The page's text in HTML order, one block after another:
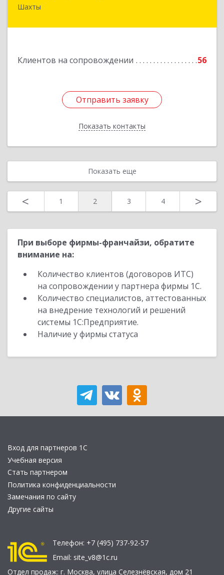
Шахты
Клиентов на сопровождении 56
Отправить заявку
Показать контакты
346480, Ростовская обл, Шахты г, Советская ул,
Отправить заявку
Назад
Показать еще
< 1 2 3 4 >
При выборе фирмы-франчайзи, обратите
внимание на:
Количество клиентов (договоров ИТС)
на сопровождении у партнера фирмы 1С.
Количество специалистов, аттестованных
на внедрение технологий и решений
системы 1С:Предприятие.
Наличие у фирмы статуса
Вход для партнеров 1С
Учебная версия
Стать партнером
Политика конфиденциальности
Замечания по сайту
Другие сайты
Телефон: +7 (495) 737-92-57
Email: site_v8@1c.ru
Отдел продаж: г. Москва, улица Селезнёвская, дом 21